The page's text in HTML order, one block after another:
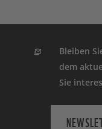
Bleiben
dem
Sie